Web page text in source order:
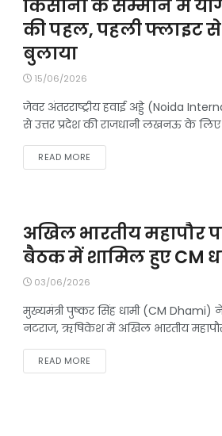
किसानों के सम्मान में
की पहल, पहली फ्लाइट
बुलाया
15/06/2026
जेवर अंतरराष्ट्रीय हवाई अड्डे (Noida
से उत्तर प्रदेश की राजधानी लखनऊ के लिए
READ MORE
अखिल भारतीय महापौर
बैठक में शामिल हुए CM
03/06/2026
मुख्यमंत्री पुष्कर सिंह धामी (CM Dhami)
नटराज, ऋषिकेश में अखिल भारतीय
READ MORE